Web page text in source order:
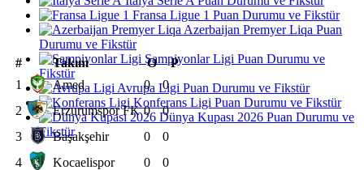
Fransa Ligue 1 Puan Durumu ve Fikstür
Azerbaijan Premyer Liqa Puan
Durumu ve Fikstür
Şampiyonlar Ligi Puan Durumu ve
Fikstür
Avrupa Ligi Puan Durumu ve Fikstür
Konferans Ligi Puan Durumu ve Fikstür
Dünya Kupası 2026 Puan Durumu ve
Fikstür
# Takım O
P
1
Amed 0
0
2
Erzurumspor FK 0
0
3
Başakşehir 0
0
4
Kocaelispor 0
0